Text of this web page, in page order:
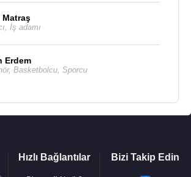
hareketler biraz daha serbestlik
1909'daki siyasi olaylardan sonra
Ordusu ile
yatıştıktan sonra iyi bir eskrim hocası
Mazhar Kazancı, Serencebey'de
gençleri bularak birlikte spor
adıBeşiktaş Jimnastik
Matraş
İş adamı
Erdem
, Basketbolcu Sporcu
Hızlı Bağlantılar Bizi Takip Edin